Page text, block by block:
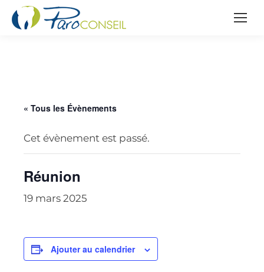
« Tous les Évènements
Cet évènement est passé.
Réunion
19 mars 2025
Ajouter au calendrier